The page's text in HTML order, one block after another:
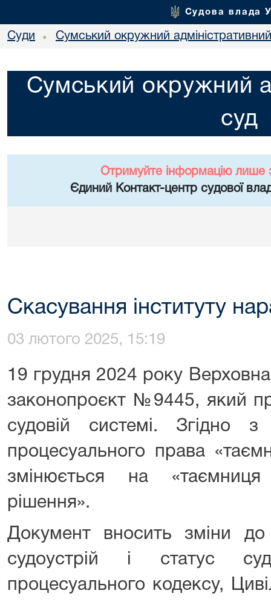
Судова влада
Суди • Сумський окружний
Сумський окружний
суд
Отримуйте інформацію лише
Єдиний Контакт-центр судової
Скасування інституту
03 лютого 2025, 15:19
19 грудня 2024 року
законопроєкт №9445, який
судовій системі. Згідно з
процесуального права
змінюється на «таємниця
рішення».
Документ вносить зміни
судоустрій і статус
процесуального кодексу,